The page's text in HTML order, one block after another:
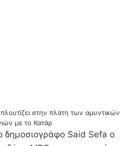
στην πλάτη των αμυντικών
με το Κατάρ
Said Sefa ο